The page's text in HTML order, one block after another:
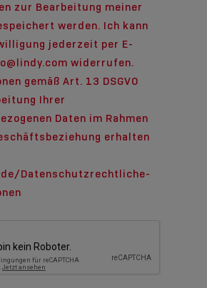
zur Bearbeitung meiner
werden. Ich kann
jederzeit per E-
widerrufen.
gemäß Art. 13 DSGVO
Ihrer
Daten im Rahmen
erhalten
Datenschutzrechtliche-